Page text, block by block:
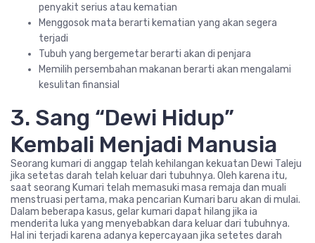
penyakit serius atau kematian
Menggosok mata berarti kematian yang akan segera
terjadi
Tubuh yang bergemetar berarti akan di penjara
Memilih persembahan makanan berarti akan mengalami
kesulitan finansial
3. Sang “Dewi Hidup”
Kembali Menjadi Manusia
Seorang kumari di anggap telah kehilangan kekuatan Dewi Taleju
jika setetas darah telah keluar dari tubuhnya. Oleh karena itu,
saat seorang Kumari telah memasuki masa remaja dan muali
menstruasi pertama, maka pencarian Kumari baru akan di mulai.
Dalam beberapa kasus, gelar kumari dapat hilang jika ia
menderita luka yang menyebabkan dara keluar dari tubuhnya.
Hal ini terjadi karena adanya kepercayaan jika setetes darah